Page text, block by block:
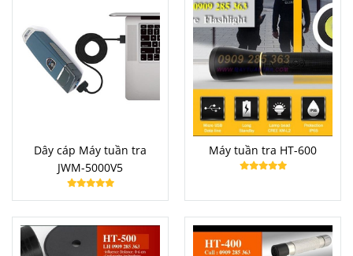
Dây cáp Máy tuần tra
JWM-5000V5
Máy tuần tra HT-600